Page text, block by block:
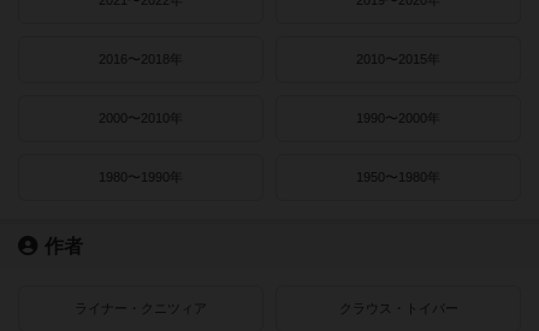
2016〜2018年 2010〜2015年
2000〜2010年 1990〜2000年
1980〜1990年 1950〜1980年
作者
ライナー・クニツィア クラウス・トイバー